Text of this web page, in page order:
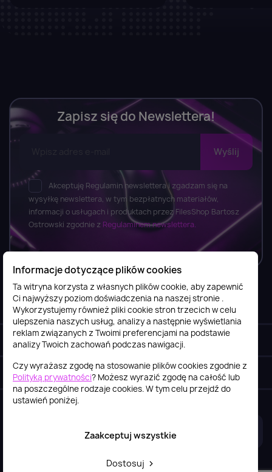
Zapisz się do Newslettera!
Akceptuję Regulamin newslettera i zgadzam się na
wysyłkę newslettera, w tym bezpłatnych materiałów,
informacji o usługach i produktach przez FilesShop Bartosz
Ostrowski zgodnie z Regulaminem newslettera.
Informacje
Obsługa klienta
Szybki kontakt keyboard_arrow_down
Informacje dotyczące plików cookies
Ta witryna korzysta z własnych plików cookie, aby zapewnić
Ci najwyższy poziom doświadczenia na naszej stronie .
Wykorzystujemy również pliki cookie stron trzecich w celu
ulepszenia naszych usług, analizy a następnie wyświetlania
reklam związanych z Twoimi preferencjami na podstawie
analizy Twoich zachowań podczas nawigacji.
Czy wyrażasz zgodę na stosowanie plików cookies zgodnie z
Polityką prywatności? Możesz wyrazić zgodę na całość lub
na poszczególne rodzaje cookies. W tym celu przejdź do
ustawień poniżej.
Dostosuj
Zaakceptuj wszystkie
2026© itstore.com.pl Projekt i realizacja: